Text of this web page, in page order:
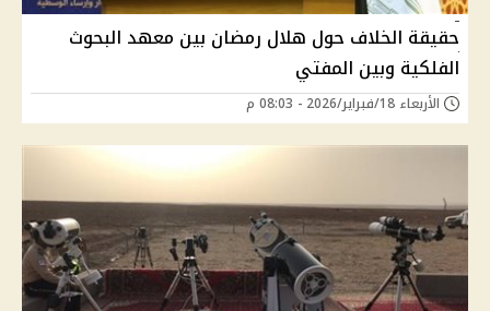
حقيقة الخلاف حول هلال رمضان بين معهد البحوث
الفلكية وبين المفتي
الأربعاء 18/فبراير/2026 - 08:03 م